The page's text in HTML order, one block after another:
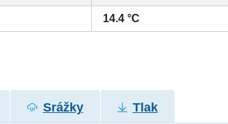
14.4 °C
Srážky Tlak